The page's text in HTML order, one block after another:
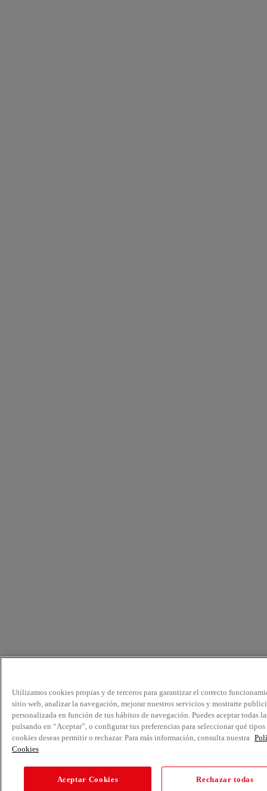
Utilizamos cookies propias y de terceros para garantizar el correcto
sitio web, analizar la navegación, mejorar nuestros servicios y mostrarte
personalizada en función de tus hábitos de navegación. Puedes aceptar todas
pulsando en “Aceptar”, o configurar tus preferencias para seleccionar qué tipos
cookies deseas permitir o rechazar. Para más información, consulta nuestra
Cookies
Aceptar Cookies Rechazar todas